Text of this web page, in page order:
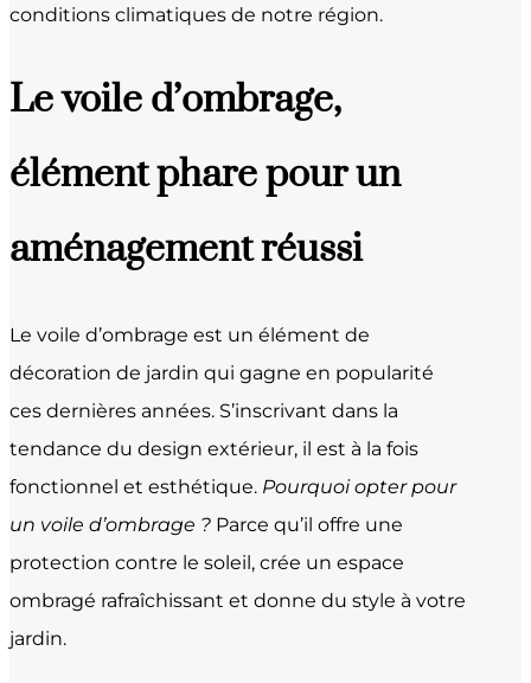
conditions climatiques de notre région.
Le voile d’ombrage,
élément phare pour un
aménagement réussi
Le voile d’ombrage est un élément de
décoration de jardin qui gagne en popularité
ces dernières années. S’inscrivant dans la
tendance du design extérieur, il est à la fois
fonctionnel et esthétique. Pourquoi opter pour
un voile d’ombrage ? Parce qu’il offre une
protection contre le soleil, crée un espace
ombragé rafraîchissant et donne du style à votre
jardin.